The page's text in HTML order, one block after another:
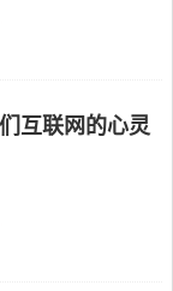
互联网的心灵